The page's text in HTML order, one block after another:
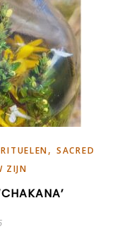
RITUELEN,SACRED
ZIJN